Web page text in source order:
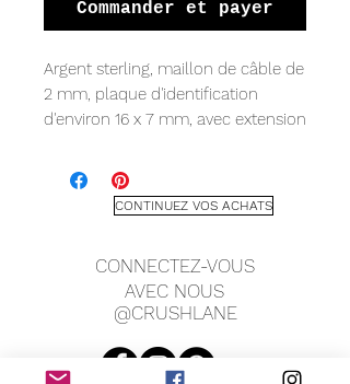
Commander et payer
Argent sterling, maillon de câble de
2 mm, plaque d'identification
d'environ 16 x 7 mm, avec extension
CONTINUEZ VOS ACHATS
CONNECTEZ-VOUS
AVEC NOUS
@CRUSHLANE